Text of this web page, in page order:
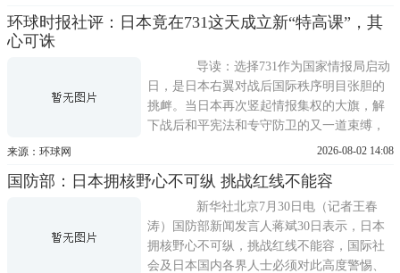
歪曲事实真相、淡化历史罪责，严重误导日
助新型技术向舆论投毒，配合推动
环球时报社评：日本竟在731这天成立新“特高课”，其
心可诛
导读：选择731作为国家情报局启动
日，是日本右翼对战后国际秩序明目张胆的
挑衅。当日本再次竖起情报集权的大旗，解
下战后和平宪法和专守防卫的又一道束缚，
亚洲各国和国际社会决不能沉默以对
菌部队，如今又成了日本一个新情报机构的
诞生日。7月31日，日本国家情报局将正式挂
牌成立，由日本首相高市早苗亲
来源：环球网 2026-08-02 14:08
国防部：日本拥核野心不可纵 挑战红线不能容
新华社北京7月30日电（记者王春
涛）国防部新闻发言人蒋斌30日表示，日本
拥核野心不可纵，挑战红线不能容，国际社
会及日本国内各界人士必须对此高度警惕、